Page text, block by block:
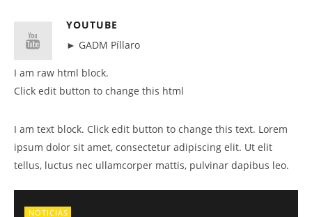
YOUTUBE
► GADM Píllaro
I am raw html block.
Click edit button to change this html
I am text block. Click edit button to change this text. Lorem
ipsum dolor sit amet, consectetur adipiscing elit. Ut elit
tellus, luctus nec ullamcorper mattis, pulvinar dapibus leo.
NOTICIAS